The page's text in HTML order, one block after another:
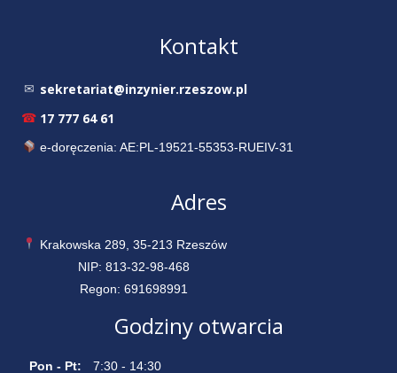
Kontakt
✉ sekretariat@inzynier.rzeszow.pl
☎ 17 777 64 61
e-doręczenia: AE:PL-19521-55353-RUEIV-31
Adres
Krakowska 289, 35-213 Rzeszów
NIP: 813-32-98-468
Regon: 691698991
Godziny otwarcia
Pon - Pt: 7:30 - 14:30